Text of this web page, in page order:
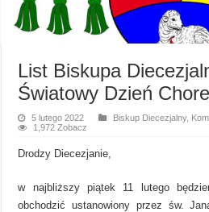
List Biskupa
Światowy Dzień
5 lutego 2022 Biskup Diecezjalny,
1,972 Zobacz
Drodzy Diecezjanie,
w najbliższy piątek 11 lutego
obchodzić ustanowiony przez św.